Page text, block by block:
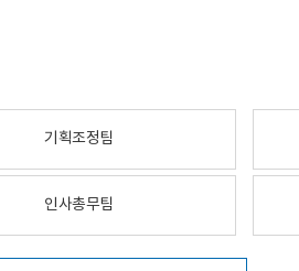
기획조정팀
인사총무팀